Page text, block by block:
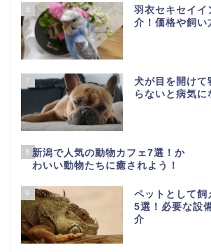
6
羽衣セキセイイ
介！価格や飼い
7
犬が目を開けて
らないと病気に
8 新潟で人気の動物カフェ7選！か
わいい動物たちに癒されよう！
9
ペットとして飼
5選！必要な設
介